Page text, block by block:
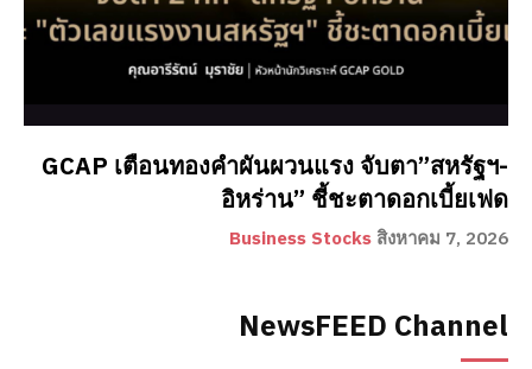
GCAP เตือนทองคำผันผวนแรง จับตา”สหรัฐฯ-
อิหร่าน” ชี้ชะตาดอกเบี้ยเฟด
Business Stocks สิงหาคม 7, 2026
NewsFEED Channel